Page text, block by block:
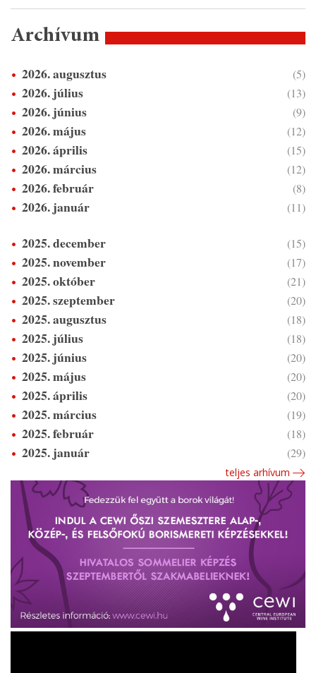
Archívum
2026. augusztus (5)
2026. július (13)
2026. június (9)
2026. május (12)
2026. április (15)
2026. március (12)
2026. február (8)
2026. január (11)
2025. december (15)
2025. november (17)
2025. október (21)
2025. szeptember (20)
2025. augusztus (18)
2025. július (18)
2025. június (20)
2025. május (20)
2025. április (20)
2025. március (19)
2025. február (18)
2025. január (29)
teljes arhívum